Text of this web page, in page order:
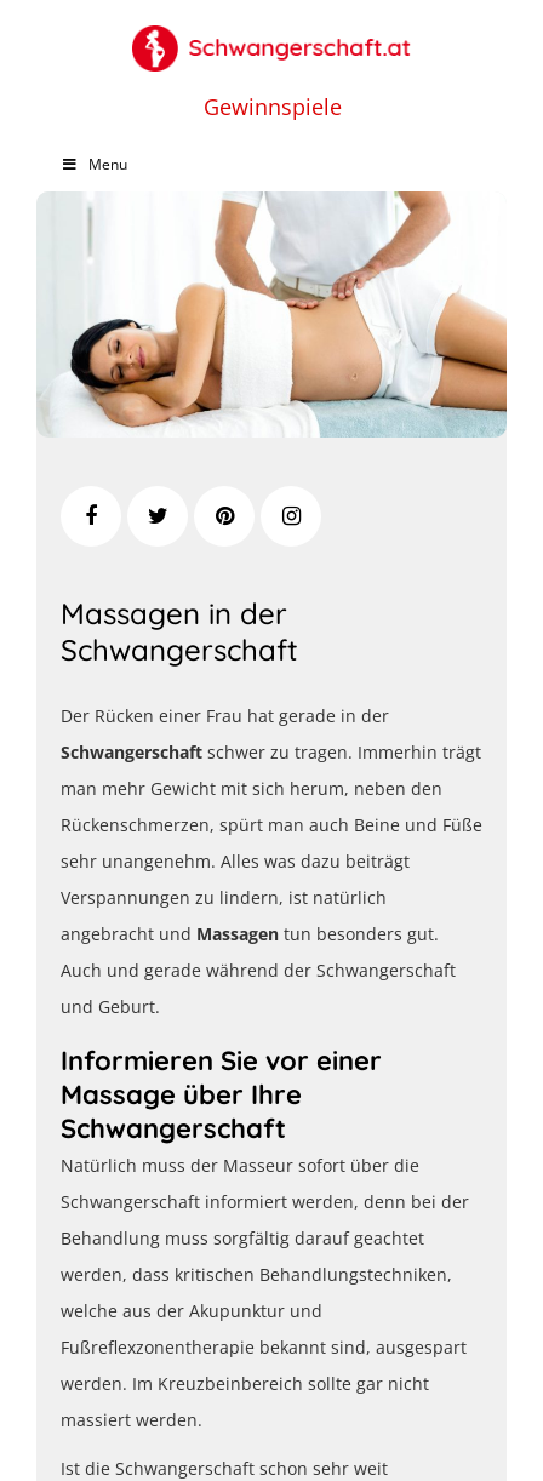
Gewinnspiele
Menu
Massagen in der
Schwangerschaft
Der Rücken einer Frau hat gerade in der
Schwangerschaft schwer zu tragen. Immerhin trägt
man mehr Gewicht mit sich herum, neben den
Rückenschmerzen, spürt man auch Beine und Füße
sehr unangenehm. Alles was dazu beiträgt
Verspannungen zu lindern, ist natürlich
angebracht und Massagen tun besonders gut.
Auch und gerade während der Schwangerschaft
und Geburt.
Informieren Sie vor einer
Massage über Ihre
Schwangerschaft
Natürlich muss der Masseur sofort über die
Schwangerschaft informiert werden, denn bei der
Behandlung muss sorgfältig darauf geachtet
werden, dass kritischen Behandlungstechniken,
welche aus der Akupunktur und
Fußreflexzonentherapie bekannt sind, ausgespart
werden. Im Kreuzbeinbereich sollte gar nicht
massiert werden.
Ist die Schwangerschaft schon sehr weit